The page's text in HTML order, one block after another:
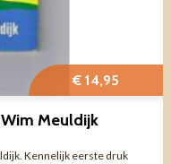
€ 14,95
Meuldijk
Kennelijk eerste druk